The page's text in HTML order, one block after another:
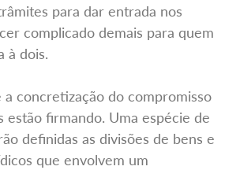
para dar entrada nos
complicado demais para quem
à dois.
a concretização do compromisso
estão firmando. Uma espécie de
definidas as divisões de bens e
que envolvem um